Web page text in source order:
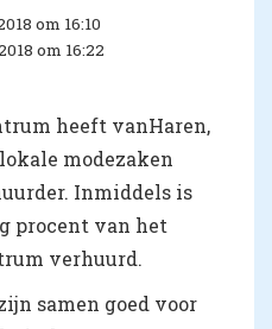
om 16:10
om 16:22
heeft vanHaren,
modezaken
Inmiddels is
procent van het
verhuurd.
samen goed voor